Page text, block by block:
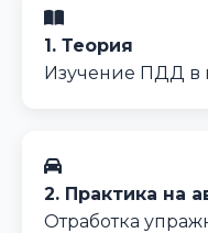
1. Теория
Изучение ПДД в
2. Практика на
Отработка